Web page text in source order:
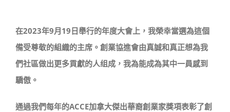
在2023年9月19日舉行的年度大會上，我榮幸當選為這個
備受尊敬的組織的主席。創業協進會由真誠和真正想為我
們社區做出更多貢獻的人组成，我為能成為其中一員感到
驕傲。
通過我們每年的ACCE加拿大傑出華裔創業家獎項表彰了創